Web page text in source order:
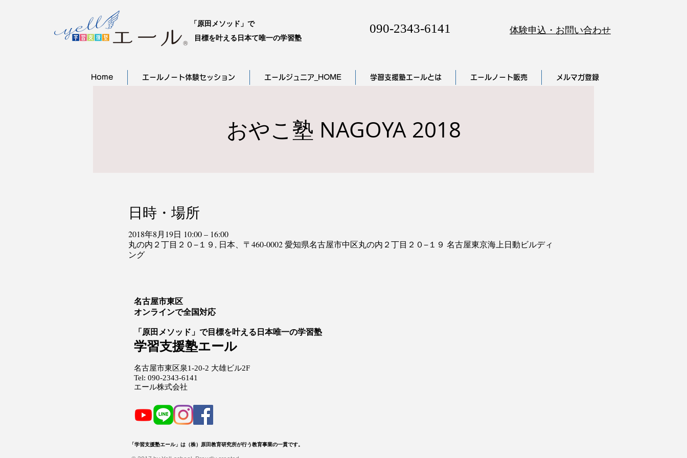
「原田メソッド」で
目標を叶える日本て唯一の学習塾
090-2343-6141 体験申込・お問い合わせ
Home エールノート体験セッション エールジュニア_HOME 学習支援塾エールとは エールノート販売 メルマガ登録
おやこ塾 NAGOYA 2018
日時・場所
2018年8月19日 10:00 – 16:00
丸の内２丁目２０−１９, 日本、〒460-0002 愛知県名古屋市中区丸の内２丁目２０−１９ 名古屋東京海上日動ビルディ
ング
名古屋市東区
オンラインで全国対応
「原田メソッド」で目標を叶える日本唯一の学習塾
学習支援塾エール
名古屋市東区泉1-20-2 大雄ビル2F
Tel: 090-2343-6141
エール株式会社
「学習支援塾エール」は（株）原田教育研究所が行う教育事業の一貫です。